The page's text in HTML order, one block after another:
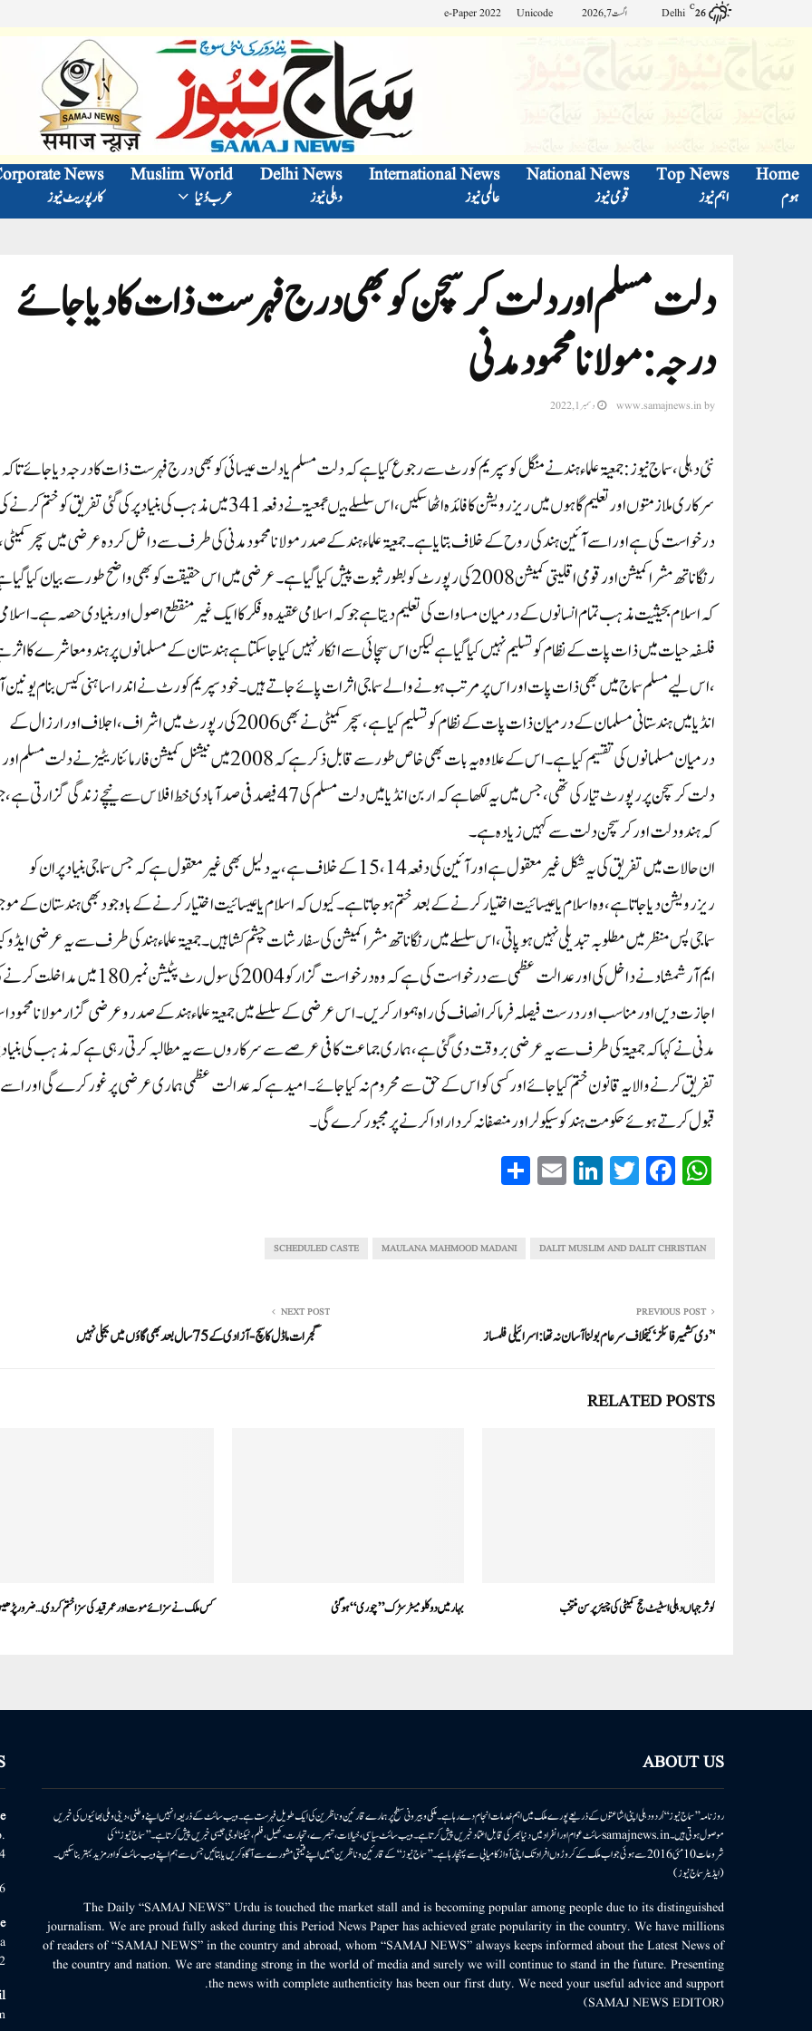
26
C
Delhi اگست 7, 2026 Unicode
e-Paper 2022
Home
ہوم
Top News
اہم نیوز
National News
قومی نیوز
International News
عالمی نیوز
Delhi News
دہلی نیوز
Muslim World
عرب دُنیا
News
کارپوریٹ نیوز
دلت مسلم اور دلت کرسچن کو بھی درج فہرست ذات کادیا جائے
درجہ: مولانا محمود مدنی
by
www.samajnews.in دسمبر 1, 2022
نئی دہلی، سماج نیوز: جمعیۃ علماء ہند نے منگل کو سپریم کورٹ سے رجوع کیا ہے کہ دلت مسلم یا دلت عیسائی کو بھی درج فہرست ذات کا درجہ دیا جائے
سرکاری ملازمتوں اور تعلیم گاہوں میں ریزرویشن کا فائدہ اٹھا سکیں، اس سلسلے میںجمعیۃ نے دفعہ341 میں مذہب کی بنیاد پر کی گئی تفریق کو ختم
درخواست کی ہے اور اسے آئین ہند کی روح کے خلاف بتایا ہے۔جمعیۃ علماء ہند کے صدر مولانا محمود مدنی کی طرف سے داخل کردہ عرضی میں سچر کمیٹی
رنگاناتھ مشرا کمیشن اور قومی اقلیتی کمیشن 2008 کی رپورٹ کو بطورثبوت پیش کیا گیا ہے ۔عرضی میں اس حقیقت کو بھی واضح طور سے بیان کیا
کہ اسلام بحیثیت مذہب تمام انسانوں کے درمیان مساوات کی تعلیم دیتا ہے جو کہ اسلامی عقیدہ و فکر کا ایک غیر منقطع اصول اور بنیادی حصہ
فلسفہ حیات میں ذات پات کے نظام کو تسلیم نہیں کیا گیا ہے لیکن اس سچائی سے انکار نہیں کیا جاسکتا ہے ہندستان کے مسلمانوں پر ہندو معاشرے کا اثر
،اس لیے مسلم سماج میں بھی ذات پات اور اس پر مرتب ہونے والے سماجی اثرات پائے جاتے ہیں۔خود سپریم کورٹ نے اندرا ساہنی کیس بنام
انڈیا میں ہندستانی مسلمان کے درمیا ن ذات پات کے نظام کو تسلیم کیا ہے ،سچر کمیٹی نے بھی 2006 کی رپورٹ میں اشراف، اجلاف اور ارزال کے
درمیان مسلمانوں کی تقسیم کیا ہے۔ اس کے علاوہ یہ بات بھی خاص طور سے قابل ذکر ہے کہ 2008 میں نیشنل کمیشن فار مائناریٹیزنے دلت مسلم اور
دلت کرسچن پر رپورٹ تیارکی تھی ، جس میں یہ لکھا ہے کہ اربن انڈیا میں دلت مسلم کی 47 فیصد فی صد آبادی خط افلاس سے نیچے زندگی گزارتی
کہ ہندو دلت اور کرسچن دلت سے کہیں زیادہ ہے۔
ان حالات میں تفریق کی یہ شکل غیر معقول ہے اور آئین کی دفعہ 14، 15 کے خلاف ہے، یہ دلیل بھی غیر معقول ہے کہ جس سماجی بنیاد پر ان کو
ریزرویشن دیا جاتا ہے ، وہ اسلام یا عیسائیت اختیار کرنے کے بعد ختم ہو جاتا ہے۔ کیوں کہ اسلام یا عیسائیت اختیار کرنے کے باوجود بھی ہندستان کے
سماجی پس منظر میں مطلوبہ تبدیلی نہیں ہوپاتی ، اس سلسلے میں رنگاناتھ مشرا کمیشن کی سفارشات چشم کشا ہیں ۔جمعیۃ علماء ہند کی طرف سے یہ عرضی
ایم آرشمشاد نے داخل کی اور عدالت عظمی سے درخواست کی ہے کہ وہ درخواست گزار کو 2004 کی سول رٹ پٹیشن نمبر 180
اجازت دیں اور مناسب اور درست فیصلہ فرما کر انصاف کی راہ ہموار کریں۔اس عرضی کے سلسلے میں جمعیۃ علماء ہند کے صدر و عرضی گزار مولانا محمود
مدنی نے کہا کہ جمعیۃ کی طرف سے یہ عرضی بروقت دی گئی ہے، ہماری جماعت کافی عرصے سے سرکاروں سے یہ مطالبہ کرتی رہی ہے کہ مذہب کی بنیاد
تفریق کرنے والا یہ قانون ختم کیا جائے اور کسی کو اس کے حق سے محروم نہ کیا جائے۔ امید ہے کہ عدالت عظمی ہماری عرضی پر غور کرے گی اور اسے
قبول کرتے ہوئے حکومت ہند کو سیکولر اورمنصفانہ کردار ادا کرنے پر مجبور کرے گی۔
W
ha
A
Fa
ce
ok
T
wi
r
Li
nk
In
E
m
DALIT MUSLIM AND DALIT CHRISTIAN
MAULANA MAHMOOD MADANI
SCHEDULED CASTE
PREVIOUS POST
‘’دی کشمیر فائلز‘ کیخلاف سرعام بولنا آسان نہ تھا: اسرائیلی فلمساز
NEXT POST
گجرات ماڈل کا سچ- آزادی کے 75 سال بعد بھی گاؤں میں بجلی نہیں
RELATED POSTS
کوثر جہاں دہلی اسٹیٹ حج کمیٹی کی چیئرپرسن منتخب بہار میں دو کلومیٹر سڑک ’’چوری‘‘ ہوگئی کس ملک نے سزائے موت اور عمر قید کی سزا ختم کردی…ضرور
ABOUT US
روزنامہ ’’سماج نیوز‘‘ اُردو دہلی اپنی اشاعتوں کے ذریعے پورے ملک میں اہم خدمات انجام دے رہا ہے۔ ملکی وبیرونی سطح پر ہمارے قارئین وناظرین کی ایک طویل فہرست ہے۔ ویب سائٹ کے ذریعہ انہیں اپنے وطنی، دینی وملی بھائیوں کی خبریں
موصول ہوتی ہیں۔samajnews.inسائٹ عوام اور انفراد میں دنیا بھر کی قابل اعتماد خبریں پیش کرتا ہے۔ ویب سائٹ سیاسی، خیالات، تبصرے، تجارت، کھیل، فلم، ٹیکنالوجی جیسی خبریں پیش کرتا ہے۔ ’’سماج نیوز‘‘ کی
شروعات 10مئی 2016 سے ہوئی جو اب ملک کے کروڑوں افراد تک اپنی آواز کامیابی سے پہنچا رہا ہے۔ ’’سماج نیوز‘‘ کے قارئین وناظرین ہمیں اپنے قیمتی مشورے سے آگاہ کریں یا بتائیں جس سے ہم اپنے ویب سائٹ کو اور مزید بہتر بناسکیں۔
(ایڈیٹر سماج نیوز)
The Daily “SAMAJ NEWS” Urdu is touched the market stall and is becoming popular among people due to its distinguished
journalism. We are proud fully asked during this Period News Paper has achieved grate popularity in the country. We have millions
of readers of “SAMAJ NEWS” in the country and abroad, whom “SAMAJ NEWS” always keeps informed about the Latest News of
the country and nation. We are standing strong in the world of media and surely we will continue to stand in the future. Presenting
the news with complete authenticity has been our first duty. We need your useful advice and support.
(SAMAJ NEWS EDITOR)